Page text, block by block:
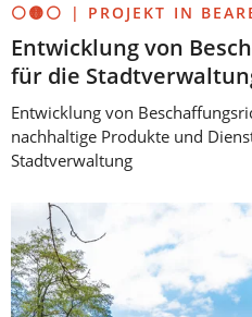
⚪🟡⚪ | PROJEKT IN
Entwicklung von
für die
Entwicklung von
nachhaltige Produkte und
Stadtverwaltung